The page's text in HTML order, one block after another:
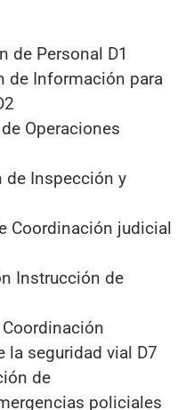
de Personal D1
de Información para
Operaciones
de Inspección y
Coordinación judicial
Instrucción de
la seguridad vial D7
de
policiales